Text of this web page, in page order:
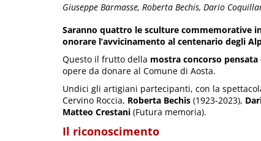
Giuseppe Barmasse, Roberta Bechis, Dario
Saranno quattro le sculture commemorative
onorare l’avvicinamento al centenario degli
Questo il frutto della mostra concorso pensata
opere da donare al Comune di Aosta.
Undici gli artigiani partecipanti, con la
Cervino Roccia, Roberta Bechis (1923-2023),
Matteo Crestani (Futura memoria).
Il riconoscimento